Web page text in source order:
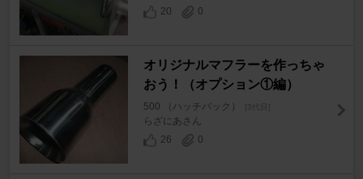
20
0
オリジナルマフラーを作っちゃ
おう！（オプション①編）
500 （ハッチバック） [3代目]
らざにあさん
26
0